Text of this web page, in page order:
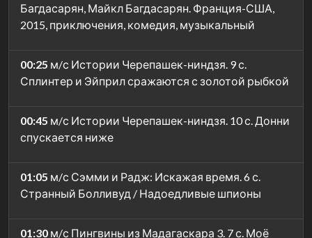
Багдасарян, Майкл Багдасарян. Франция-США,
2015, приключения, комедия, музыкальный
00:25 м/с Истории Черепашек-ниндзя. 9 с.
Сплинтер и Эйприл сражаются с золотой рыбкой
00:45 м/с Истории Черепашек-ниндзя. 10 с. Донни
спускается ниже
01:05 м/с Сэмми и Радж: Искажая время. 6 с.
Странный Болливуд / Надоедливые шпионы
01:30 м/с Пингвины из Мадагаскара 3. 7 с. Моё